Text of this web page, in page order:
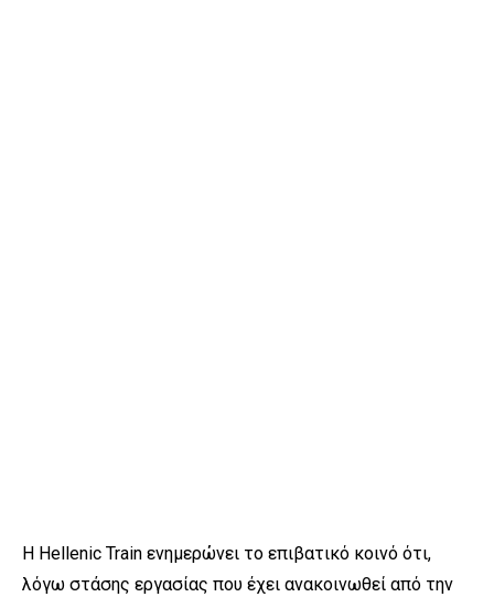
Η Hellenic Train ενημερώνει το επιβατικό κοινό ότι,
λόγω στάσης εργασίας που έχει ανακοινωθεί από την